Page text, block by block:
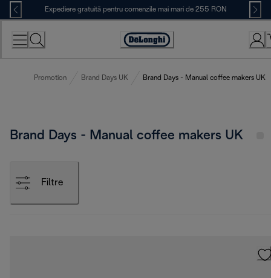
Skip
to
Content
Expediere gratuită pentru comenzile mai mari de 255 RON
Accessibility
Promotion Brand Days UK Brand Days - Manual coffee makers UK
Brand Days - Manual coffee makers UK
Filtre